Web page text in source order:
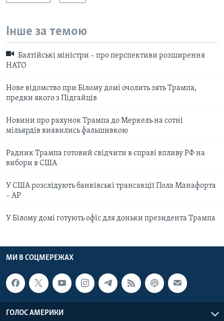
Інше за темою
Балтійські міністри – про перспективи розширення
НАТО
Нове відомство при Білому домі очолить зять Трампа,
предки якого з Підгайців
Новини про рахунок Трампа до Меркель на сотні
мільярдів виявились фальшивкою
Радник Трампа готовий свідчити в справі впливу РФ на
вибори в США
У США розслідують банківські трансакції Пола Манафорта
– АР
У Білому домі готують офіс для доньки президента Трампа
МИ В СОЦМЕРЕЖАХ
ГОЛОС АМЕРИКИ